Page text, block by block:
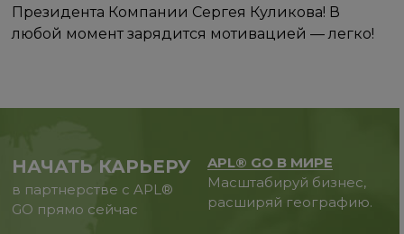
Президента Компании Сергея Куликова! В
любой момент зарядится мотивацией — легко!
НАЧАТЬ КАРЬЕРУ
в партнерстве с APL®
GO прямо сейчас
APL® GO В МИРЕ
Масштабируй бизнес,
расширяй географию.